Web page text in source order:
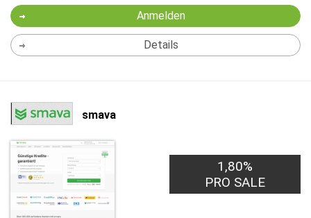
Anmelden
Details
smava
1,80%
PRO SALE